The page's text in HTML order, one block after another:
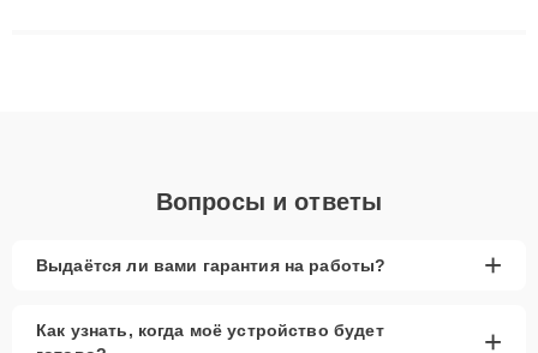
Вопросы и ответы
Выдаётся ли вами гарантия на работы? +
Как узнать, когда моё устройство будет
+